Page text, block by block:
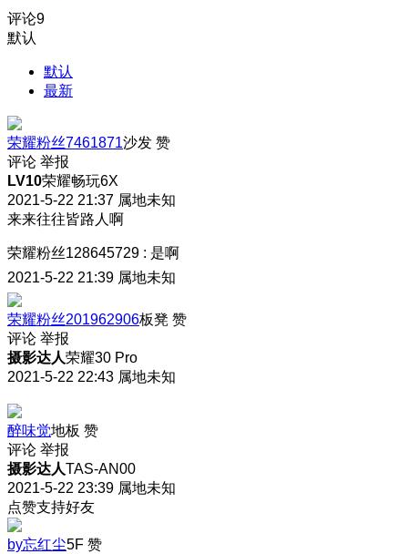
评论9
默认
默认
最新
荣耀粉丝7461871沙发 赞
评论 举报
LV10荣耀畅玩6X
2021-5-22 21:37 属地未知
来来往往皆路人啊
荣耀粉丝128645729 : 是啊
2021-5-22 21:39 属地未知
荣耀粉丝201962906板凳 赞
评论 举报
摄影达人荣耀30 Pro
2021-5-22 22:43 属地未知
醉味觉地板 赞
评论 举报
摄影达人TAS-AN00
2021-5-22 23:39 属地未知
点赞支持好友
by忘红尘5F 赞